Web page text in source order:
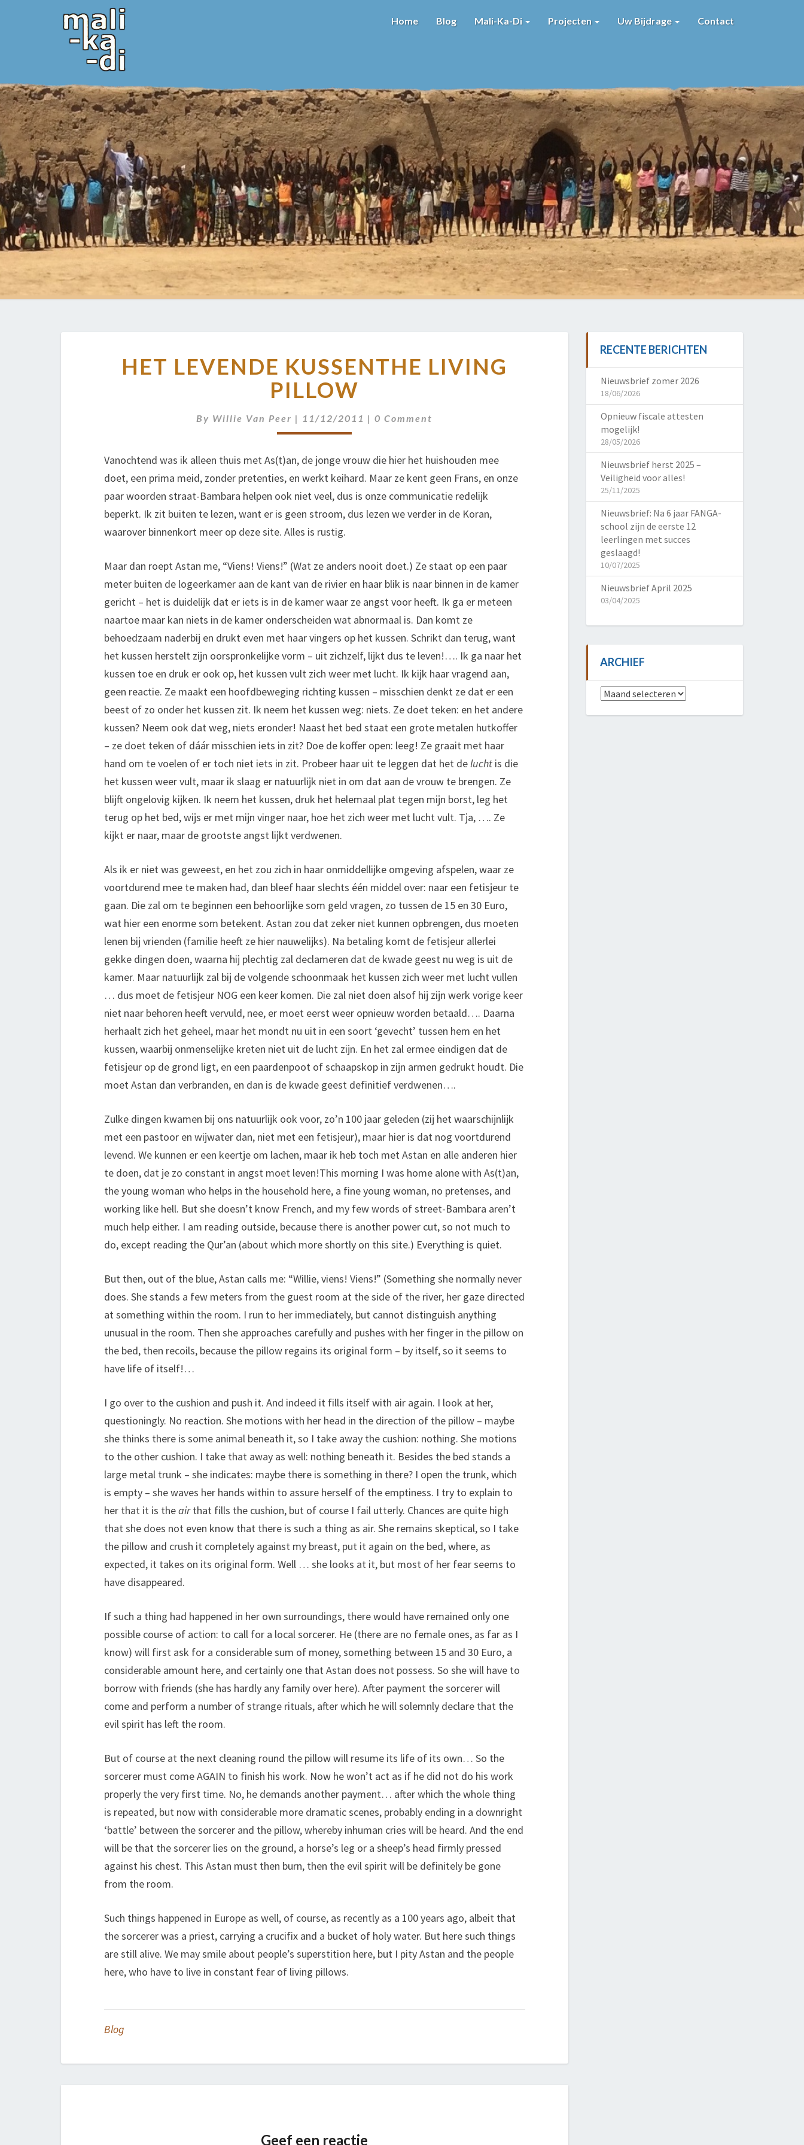
Home Blog Mali-Ka-Di Projecten Uw Bijdrage Contact
LEVENDE
KUSSEN
LIVING
HET LEVENDE KUSSENTHE LIVING
PILLOW
By Willie Van Peer | 11/12/2011 |Comments
0 Comment
Vanochtend was ik alleen thuis met As(t)an, de jonge vrouw die hier het huishouden mee
doet, een prima meid, zonder pretenties, en werkt keihard. Maar ze kent geen Frans, en onze
paar woorden straat-Bambara helpen ook niet veel, dus is onze communicatie redelijk
beperkt. Ik zit buiten te lezen, want er is geen stroom, dus lezen we verder in de Koran,
waarover binnenkort meer op deze site. Alles is rustig.
Maar dan roept Astan me, “Viens! Viens!” (Wat ze anders nooit doet.) Ze staat op een paar
meter buiten de logeerkamer aan de kant van de rivier en haar blik is naar binnen in de kamer
gericht – het is duidelijk dat er iets is in de kamer waar ze angst voor heeft. Ik ga er meteen
naartoe maar kan niets in de kamer onderscheiden wat abnormaal is. Dan komt ze
behoedzaam naderbij en drukt even met haar vingers op het kussen. Schrikt dan terug, want
het kussen herstelt zijn oorspronkelijke vorm – uit zichzelf, lijkt dus te leven!…. Ik ga naar het
kussen toe en druk er ook op, het kussen vult zich weer met lucht. Ik kijk haar vragend aan,
geen reactie. Ze maakt een hoofdbeweging richting kussen – misschien denkt ze dat er een
beest of zo onder het kussen zit. Ik neem het kussen weg: niets. Ze doet teken: en het andere
kussen? Neem ook dat weg, niets eronder! Naast het bed staat een grote metalen hutkoffer
– ze doet teken of dáár misschien iets in zit? Doe de koffer open: leeg! Ze graait met haar
hand om te voelen of er toch niet iets in zit. Probeer haar uit te leggen dat het delucht is die
het kussen weer vult, maar ik slaag er natuurlijk niet in om dat aan de vrouw te brengen. Ze
blijft ongelovig kijken. Ik neem het kussen, druk het helemaal plat tegen mijn borst, leg het
terug op het bed, wijs er met mijn vinger naar, hoe het zich weer met lucht vult. Tja, …. Ze
kijkt er naar, maar de grootste angst lijkt verdwenen.
Als ik er niet was geweest, en het zou zich in haar onmiddellijke omgeving afspelen, waar ze
voortdurend mee te maken had, dan bleef haar slechts één middel over: naar een fetisjeur te
gaan. Die zal om te beginnen een behoorlijke som geld vragen, zo tussen de 15 en 30 Euro,
wat hier een enorme som betekent. Astan zou dat zeker niet kunnen opbrengen, dus moeten
lenen bij vrienden (familie heeft ze hier nauwelijks). Na betaling komt de fetisjeur allerlei
gekke dingen doen, waarna hij plechtig zal declameren dat de kwade geest nu weg is uit de
kamer. Maar natuurlijk zal bij de volgende schoonmaak het kussen zich weer met lucht vullen
… dus moet de fetisjeur NOG een keer komen. Die zal niet doen alsof hij zijn werk vorige keer
niet naar behoren heeft vervuld, nee, er moet eerst weer opnieuw worden betaald…. Daarna
herhaalt zich het geheel, maar het mondt nu uit in een soort ‘gevecht’ tussen hem en het
kussen, waarbij onmenselijke kreten niet uit de lucht zijn. En het zal ermee eindigen dat de
fetisjeur op de grond ligt, en een paardenpoot of schaapskop in zijn armen gedrukt houdt. Die
moet Astan dan verbranden, en dan is de kwade geest definitief verdwenen….
Zulke dingen kwamen bij ons natuurlijk ook voor, zo’n 100 jaar geleden (zij het waarschijnlijk
met een pastoor en wijwater dan, niet met een fetisjeur), maar hier is dat nog voortdurend
levend. We kunnen er een keertje om lachen, maar ik heb toch met Astan en alle anderen hier
te doen, dat je zo constant in angst moet leven!This morning I was home alone with As(t)an,
the young woman who helps in the household here, a fine young woman, no pretenses, and
working like hell. But she doesn’t know French, and my few words of street-Bambara aren’t
much help either. I am reading outside, because there is another power cut, so not much to
do, except reading the Qur’an (about which more shortly on this site.) Everything is quiet.
But then, out of the blue, Astan calls me: “Willie, viens! Viens!” (Something she normally never
does. She stands a few meters from the guest room at the side of the river, her gaze directed
at something within the room. I run to her immediately, but cannot distinguish anything
unusual in the room. Then she approaches carefully and pushes with her finger in the pillow on
the bed, then recoils, because the pillow regains its original form – by itself, so it seems to
have life of itself!…
I go over to the cushion and push it. And indeed it fills itself with air again. I look at her,
questioningly. No reaction. She motions with her head in the direction of the pillow – maybe
she thinks there is some animal beneath it, so I take away the cushion: nothing. She motions
to the other cushion. I take that away as well: nothing beneath it. Besides the bed stands a
large metal trunk – she indicates: maybe there is something in there? I open the trunk, which
is empty – she waves her hands within to assure herself of the emptiness. I try to explain to
her that it is theairthat fills the cushion, but of course I fail utterly. Chances are quite high
that she does not even know that there is such a thing as air. She remains skeptical, so I take
the pillow and crush it completely against my breast, put it again on the bed, where, as
expected, it takes on its original form. Well … she looks at it, but most of her fear seems to
have disappeared.
If such a thing had happened in her own surroundings, there would have remained only one
possible course of action: to call for a local sorcerer. He (there are no female ones, as far as I
know) will first ask for a considerable sum of money, something between 15 and 30 Euro, a
considerable amount here, and certainly one that Astan does not possess. So she will have to
borrow with friends (she has hardly any family over here). After payment the sorcerer will
come and perform a number of strange rituals, after which he will solemnly declare that the
evil spirit has left the room.
But of course at the next cleaning round the pillow will resume its life of its own… So the
sorcerer must come AGAIN to finish his work. Now he won’t act as if he did not do his work
properly the very first time. No, he demands another payment… after which the whole thing
is repeated, but now with considerable more dramatic scenes, probably ending in a downright
‘battle’ between the sorcerer and the pillow, whereby inhuman cries will be heard. And the end
will be that the sorcerer lies on the ground, a horse’s leg or a sheep’s head firmly pressed
against his chest. This Astan must then burn, then the evil spirit will be definitely be gone
from the room.
Such things happened in Europe as well, of course, as recently as a 100 years ago, albeit that
the sorcerer was a priest, carrying a crucifix and a bucket of holy water. But here such things
are still alive. We may smile about people’s superstition here, but I pity Astan and the people
here, who have to live in constant fear of living pillows.
Blog
Geef een reactie
RECENTE BERICHTEN
Nieuwsbrief zomer 2026
18/06/2026
Opnieuw fiscale attesten
mogelijk!
28/05/2026
Nieuwsbrief herst 2025 –
Veiligheid voor alles!
25/11/2025
Nieuwsbrief: Na 6 jaar FANGA-
school zijn de eerste 12
leerlingen met succes
geslaagd!
10/07/2025
Nieuwsbrief April 2025
03/04/2025
ARCHIEF
Archief